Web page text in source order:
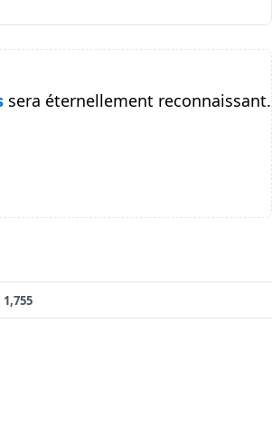
sera éternellement reconnaissant.
1,755